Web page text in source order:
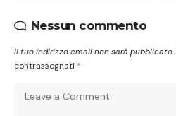
Nessun commento
Il tuo indirizzo email non sarà pubblicato.
contrassegnati *